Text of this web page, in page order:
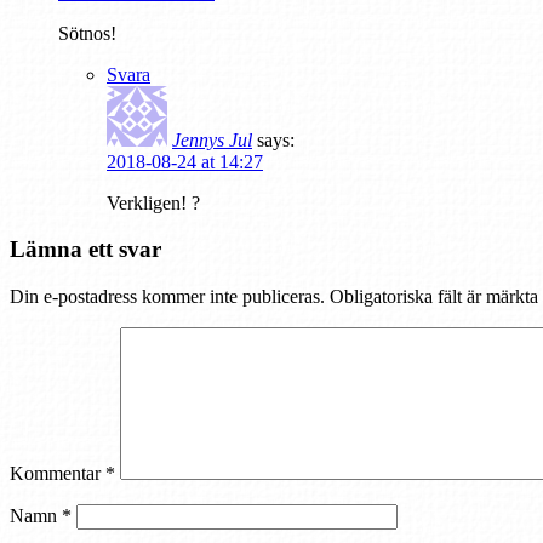
Sötnos!
Svara
Jennys Jul says:
2018-08-24 at 14:27
Verkligen! ?
Lämna ett svar
Din e-postadress kommer inte publiceras. Obligatoriska fält är märkta
Kommentar *
Namn *